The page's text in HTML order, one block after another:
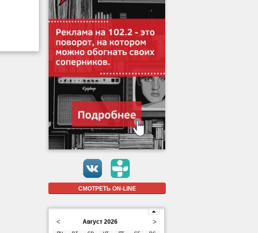
СМОТРЕТЬ ON-LINE
< >
Август 2026